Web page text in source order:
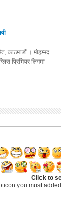
काठमाडौं । मोहम्मद
पि्रमियर लिगमा
Click to
you must